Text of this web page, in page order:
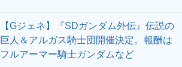
【Gジェネ】『SDガンダム外伝』伝説の
巨人＆アルガス騎士団開催決定。報酬は
フルアーマー騎士ガンダムなど